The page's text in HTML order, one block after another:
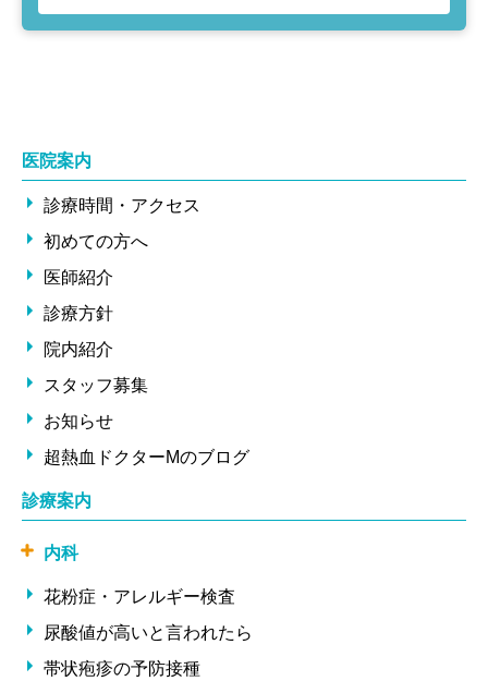
医院案内
診療時間・アクセス
初めての方へ
医師紹介
診療方針
院内紹介
スタッフ募集
お知らせ
超熱血ドクターMのブログ
診療案内
内科
花粉症・アレルギー検査
尿酸値が高いと言われたら
帯状疱疹の予防接種